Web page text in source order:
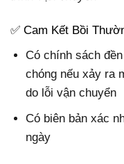
✅ Cam Kết Bồi
Có chính sách
chóng nếu xảy ra
do lỗi vận chuyển
Có biên bản xác
ngày